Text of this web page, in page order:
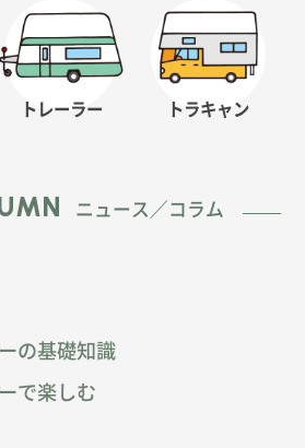
トレーラー トラキャン
ニュース／コラム
の基礎知識
で楽しむ